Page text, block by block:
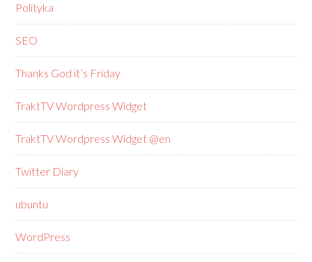
Polityka
SEO
Thanks God it’s Friday
TraktTV Wordpress Widget
TraktTV Wordpress Widget @en
Twitter Diary
ubuntu
WordPress